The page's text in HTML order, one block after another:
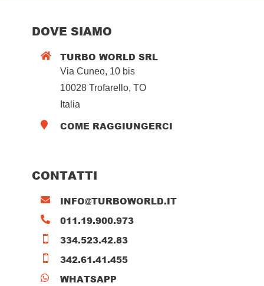
DOVE SIAMO
 TURBO WORLD SRL
Via Cuneo, 10 bis
10028 Trofarello, TO
Italia
 COME RAGGIUNGERCI
CONTATTI
 INFO@TURBOWORLD.IT
 011.19.900.973
 334.523.42.83
 342.61.41.455
 WHATSAPP